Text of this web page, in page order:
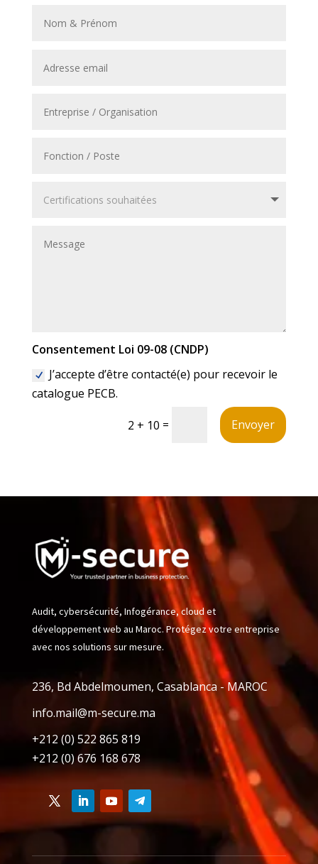
Consentement Loi 09-08 (CNDP)
J’accepte d’être contacté(e) pour recevoir le
catalogue PECB.
2 + 10 = Envoyer
Audit, cybersécurité, Infogérance, cloud et
développement web au Maroc. Protégez votre entreprise
avec nos solutions sur mesure.
236, Bd Abdelmoumen, Casablanca - MAROC
info.mail@m-secure.ma
+212 (0) 522 865 819
+212 (0) 676 168 678